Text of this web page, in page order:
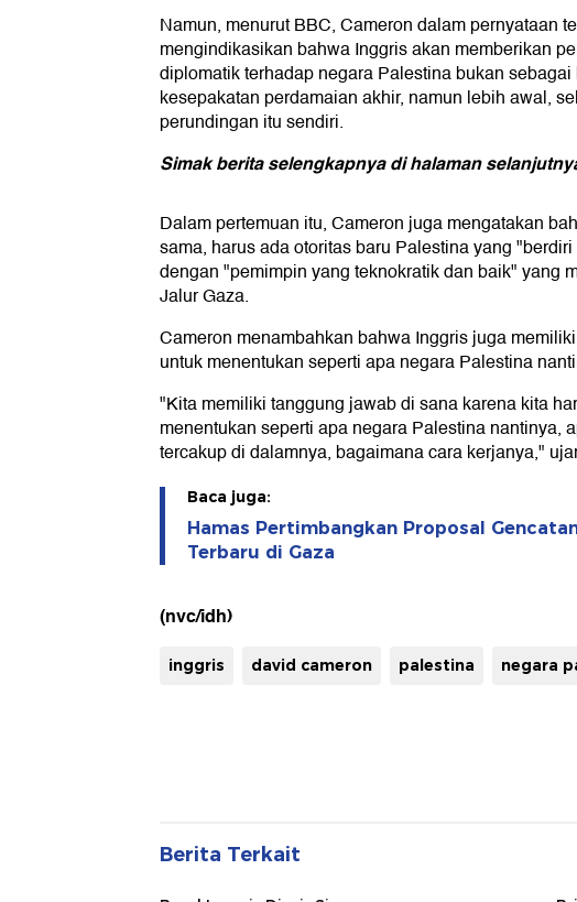
Namun, menurut BBC, Cameron dalam pernyataan
mengindikasikan bahwa Inggris akan memberikan
diplomatik terhadap negara Palestina bukan
kesepakatan perdamaian akhir, namun lebih awal,
perundingan itu sendiri.
Simak berita selengkapnya di halaman
Dalam pertemuan itu, Cameron juga mengatakan
sama, harus ada otoritas baru Palestina yang
dengan "pemimpin yang teknokratik dan baik" yang
Jalur Gaza.
Cameron menambahkan bahwa Inggris juga
untuk menentukan seperti apa negara Palestina
"Kita memiliki tanggung jawab di sana karena kita
menentukan seperti apa negara Palestina nantinya,
tercakup di dalamnya, bagaimana cara kerjanya,"
Baca juga:
Hamas Pertimbangkan Proposal
Terbaru di Gaza
(nvc/idh)
inggris david cameron palestina negara
Berita Terkait